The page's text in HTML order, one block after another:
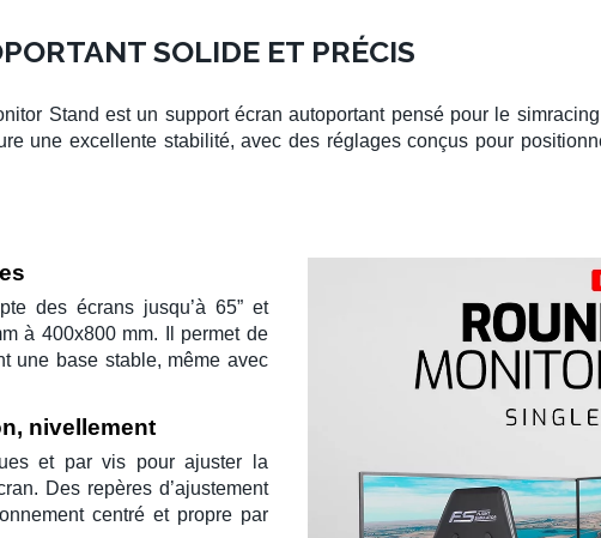
SOLIDE ET PRÉCIS
Stand est un support écran autoportantpensé pour le simracing
une excellente stabilité, avec des réglages conçus pour
des écrans jusqu’à 65”et
à 400x800 mm. Il permet de
une base stable, même avec
nivellement
et par vis pour ajuster la
Des repères d’ajustement
centré et propre par